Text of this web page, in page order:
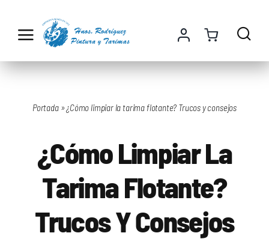
contenido
Portada»¿Cómo limpiar la tarima flotante? Trucos y consejos
¿Cómo Limpiar La
Tarima Flotante?
Trucos Y Consejos